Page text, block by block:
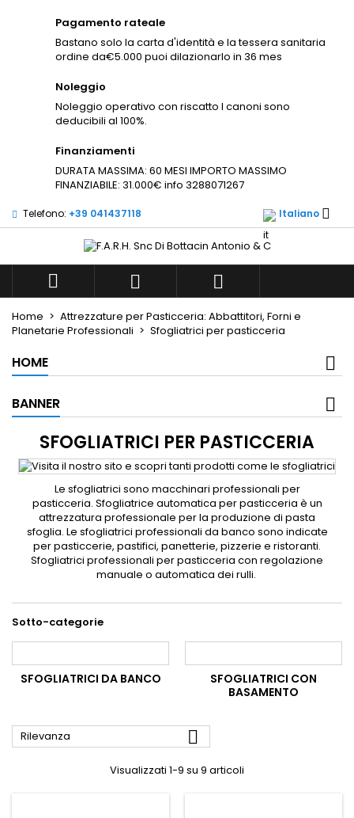
Pagamento rateale
Bastano solo la carta d'identità e la tessera sanitaria
ordine da€5.000 puoi dilazionarlo in 36 mes
Noleggio
Noleggio operativo con riscatto I canoni sono
deducibili al 100%.
Finanziamenti
DURATA MASSIMA: 60 MESI IMPORTO MASSIMO
FINANZIABILE: 31.000€ info 3288071267
Telefono: +39 041437118 Italiano 
  
Home
Attrezzature per Pasticceria: Abbattitori, Forni e
Planetarie Professionali
Sfogliatrici per pasticceria
HOME
BANNER
SFOGLIATRICI PER PASTICCERIA
Le sfogliatrici sono macchinari professionali per
pasticceria. Sfogliatrice automatica per pasticceria è un
attrezzatura professionale per la produzione di pasta
sfoglia. Le sfogliatrici professionali da banco sono indicate
per pasticcerie, pastifici, panetterie, pizzerie e ristoranti.
Sfogliatrici professionali per pasticceria con regolazione
manuale o automatica dei rulli.
Sotto-categorie
SFOGLIATRICI DA BANCO
SFOGLIATRICI CON
BASAMENTO
Rilevanza 
Visualizzati 1-9 su 9 articoli
Aggiungi alla lista dei
desideri
×
Create new list
((modalTitle)) ×
((cancelText))
((title)) ×
((cancelText))
Accedi ×
prodotti nella tua lista dei desideri.